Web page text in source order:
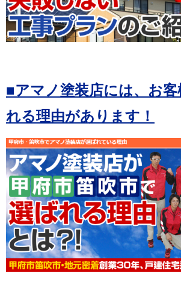
■アマノ塗装店には、お
れる理由があります！